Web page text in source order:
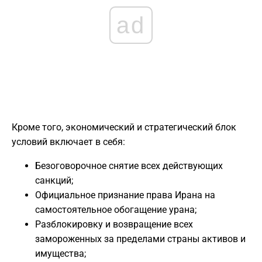
ad
​Кроме того, экономический и стратегический блок
условий включает в себя:
​Безоговорочное снятие всех действующих
санкций;
​Официальное признание права Ирана на
самостоятельное обогащение урана;
​Разблокировку и возвращение всех
замороженных за пределами страны активов и
имущества;